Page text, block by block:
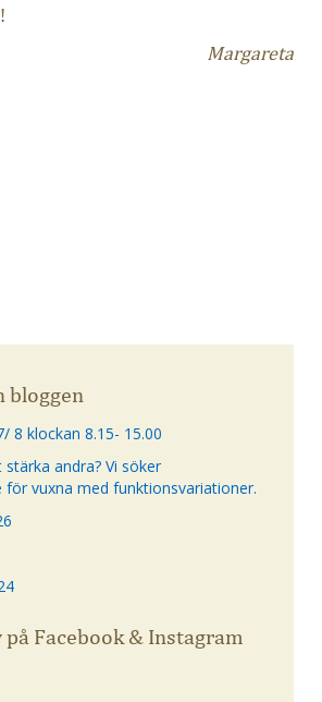
Margareta
bloggen
8 klockan 8.15- 15.00
andra? Vi söker
vuxna med funktionsvariationer.
på Facebook & Instagram